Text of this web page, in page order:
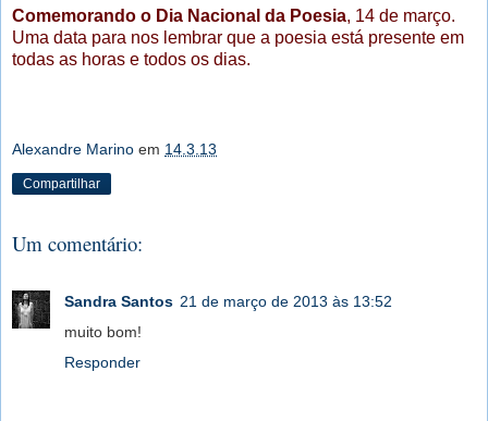
Comemorando o Dia Nacional da Poesia, 14 de março.
Uma data para nos lembrar que a poesia está presente em
todas as horas e todos os dias.
Alexandre Marino em 14.3.13
Compartilhar
Um comentário:
Sandra Santos 21 de março de 2013 às 13:52
muito bom!
Responder